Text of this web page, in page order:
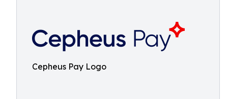
Cepheus Pay Logo